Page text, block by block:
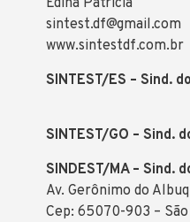
Edina Patrícia
sintest.df@gmail.com
www.sintestdf.com.br
SINTEST/ES – Sind.
SINTEST/GO – Sind.
SINDEST/MA – Sind.
Av. Gerônimo do
Cep: 65070-903 –